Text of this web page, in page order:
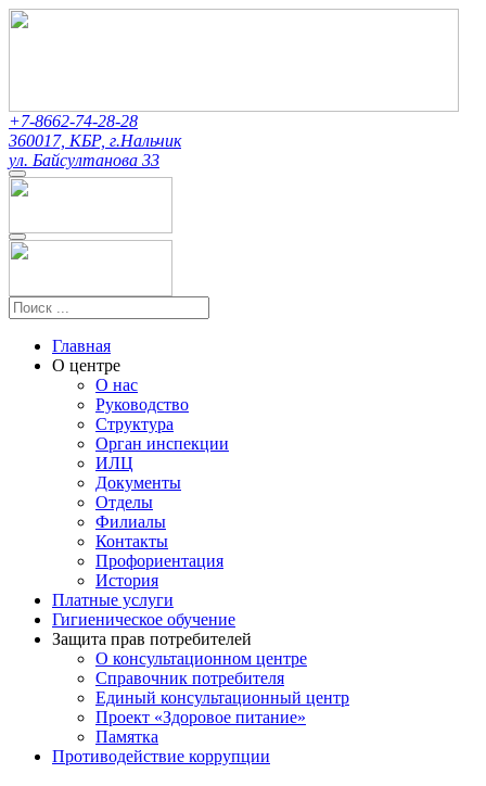
+7-8662-74-28-28
360017, КБР, г.Нальчик
ул. Байсултанова 33
Главная
О центре
О нас
Руководство
Структура
Орган инспекции
ИЛЦ
Документы
Отделы
Филиалы
Контакты
Профориентация
История
Платные услуги
Гигиеническое обучение
Защита прав потребителей
О консультационном центре
Справочник потребителя
Единый консультационный центр
Проект «Здоровое питание»
Памятка
Противодействие коррупции